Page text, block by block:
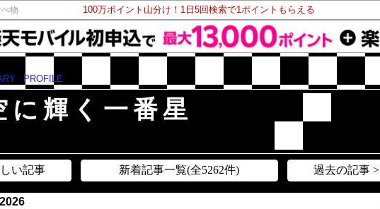
物 100万ポイント山分け！1日5回検索で1ポイントもらえる
PROFILE
に輝く一番星
い記事 新着記事一覧(全5262件) 過去の記事 >